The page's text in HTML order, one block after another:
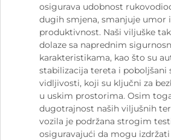
osigurava udobnost
dugih smjena, smanjuje umor
produktivnost. Naši viljuške
dolaze sa naprednim
karakteristikama, kao što su
stabilizacija tereta i poboljšani
vidljivosti, koji su ključni za
u uskim prostorima. Osim
dugotrajnost naših viljušnih
vozila je podržana strogim
osiguravajući da mogu